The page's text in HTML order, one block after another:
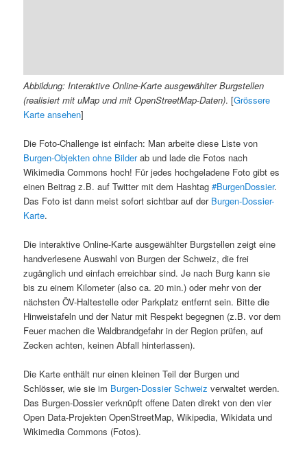
Abbildung: Interaktive Online-Karte ausgewählter Burgstellen
(realisiert mit uMap und mit OpenStreetMap-Daten). [Grössere
Karte ansehen]
Die Foto-Challenge ist einfach: Man arbeite diese Liste von
Burgen-Objekten ohne Bilderab und lade die Fotos nach
Wikimedia Commons hoch! Für jedes hochgeladene Foto gibt es
einen Beitrag z.B. auf Twitter mit dem Hashtag#BurgenDossier.
Das Foto ist dann meist sofort sichtbar auf der Burgen-Dossier-
Karte.
Die interaktive Online-Karte ausgewählter Burgstellen zeigt eine
handverlesene Auswahl von Burgen der Schweiz, die frei
zugänglich und einfach erreichbar sind. Je nach Burg kann sie
bis zu einem Kilometer (also ca. 20 min.) oder mehr von der
nächsten ÖV-Haltestelle oder Parkplatz entfernt sein. Bitte die
Hinweistafeln und der Natur mit Respekt begegnen (z.B. vor dem
Feuer machen die Waldbrandgefahr in der Region prüfen, auf
Zecken achten, keinen Abfall hinterlassen).
Die Karte enthält nur einen kleinen Teil der Burgen und
Schlösser, wie sie im Burgen-Dossier Schweiz verwaltet werden.
Das Burgen-Dossier verknüpft offene Daten direkt von den vier
Open Data-Projekten OpenStreetMap, Wikipedia, Wikidata und
Wikimedia Commons (Fotos).